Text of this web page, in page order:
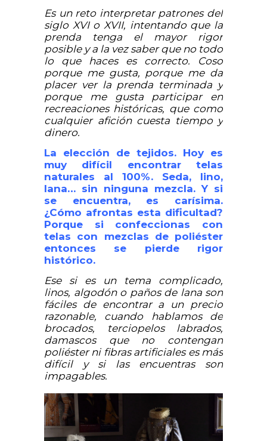
Es un reto interpretar patrones del
siglo XVI o XVII, intentando que la
prenda tenga el mayor rigor
posible y a la vez saber que no todo
lo que haces es correcto. Coso
porque me gusta, porque me da
placer ver la prenda terminada y
porque me gusta participar en
recreaciones históricas, que como
cualquier afición cuesta tiempo y
dinero.
La elección de tejidos. Hoy es
muy difícil encontrar telas
naturales al 100%. Seda, lino,
lana… sin ninguna mezcla. Y si
se encuentra, es carísima.
¿Cómo afrontas esta dificultad?
Porque si confeccionas con
telas con mezclas de poliéster
entonces se pierde rigor
histórico.
Ese si es un tema complicado,
linos, algodón o paños de lana son
fáciles de encontrar a un precio
razonable, cuando hablamos de
brocados, terciopelos labrados,
damascos que no contengan
poliéster ni fibras artificiales es más
difícil y si las encuentras son
impagables.